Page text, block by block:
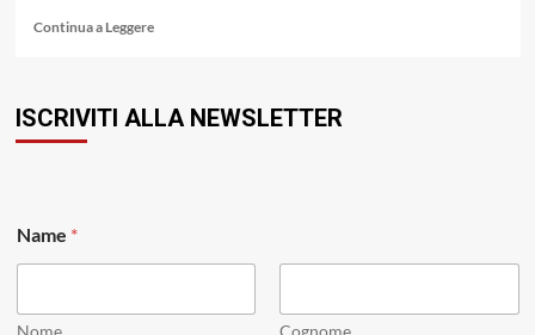
Continua a LeggereLeggi
«Lush
(Blue
ISCRIVITI ALLA NEWSLETTER
m
a
l
E
Name *